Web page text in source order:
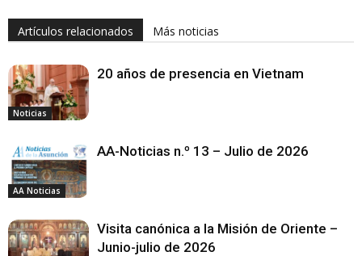
Artículos relacionados Más noticias
Noticias
20 años de presencia en Vietnam
AA Noticias
AA-Noticias n.º 13 – Julio de 2026
Visita canónica a la Misión de Oriente –
Junio-julio de 2026